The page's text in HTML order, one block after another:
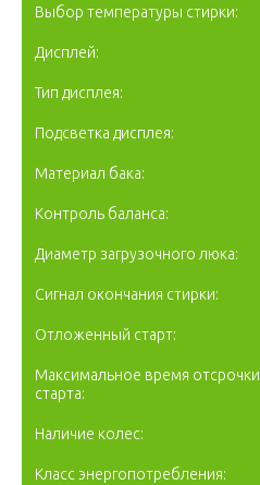
Выбор температуры стирки:
Дисплей:
Тип дисплея:
Подсветка дисплея:
Материал бака:
Контроль баланса:
Диаметр загрузочного люка:
Сигнал окончания стирки:
Отложенный старт:
Максимальное время отсрочки
старта:
Наличие колес:
Класс энергопотребления: